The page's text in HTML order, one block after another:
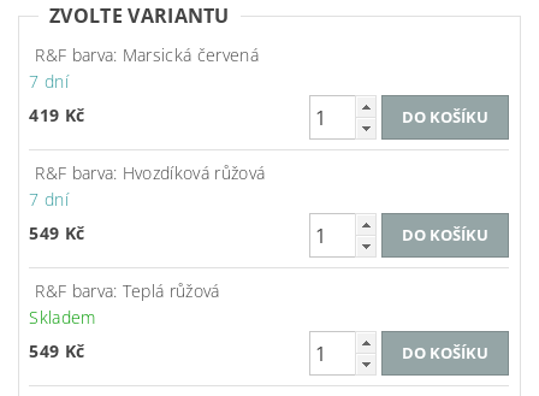
ZVOLTE VARIANTU
R&F barva: Marsická červená
7 dní
419 Kč
R&F barva: Hvozdíková růžová
7 dní
549 Kč
R&F barva: Teplá růžová
Skladem
549 Kč